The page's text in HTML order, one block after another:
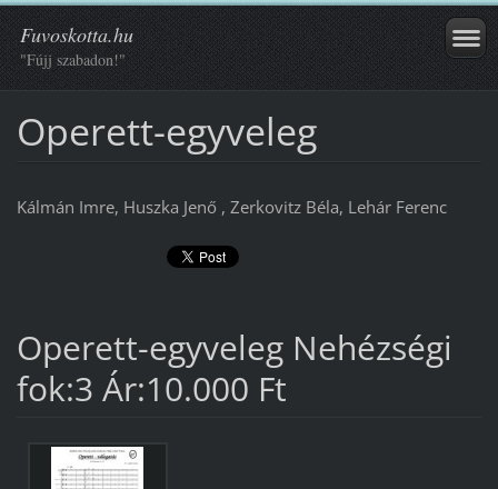
Fuvoskotta.hu
"Fújj szabadon!"
Operett-egyveleg
Kálmán Imre, Huszka Jenő , Zerkovitz Béla, Lehár Ferenc
Operett-egyveleg Nehézségi
fok:3 Ár:10.000 Ft